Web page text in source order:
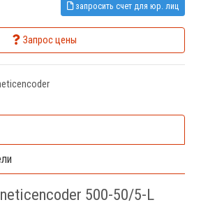
запросить счет для юр. лиц
Запрос цены
500-50/5-L